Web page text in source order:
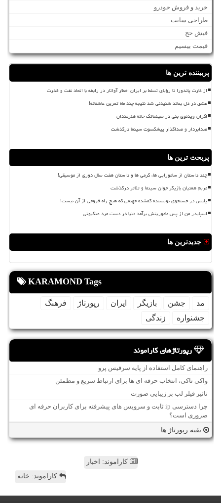
خرید و فروش خودرو
طراحی سایت
فیش حج
قیمت بیسیم
پربیننده ترین ها
از غارت پاندورا تا رؤیای تسلط بر ایران اخطار آواتار در رابطه با اتحاد نفت و قدرت
عشق در دل بماند شنیدنی شد نتیجه چند ماه تمرین عاشقانه!
اکران ویدئوی بنی در سینماتک خانه هنرمندان
صدابردار و صداگذار پیشکسوت سینما درگذشت
پربحث ترین ها
چند داستان از سامورایی ها، گرمی ها و داستان هفت سال دوری از موسیقی!
مریم همتیان بازیگر جوان سینما و تئاتر درگذشت
پلیس در جستجوی نویسنده گمشده جهنمی که هیچ راه خروجی از آن نیست!
اسپایدر من از پس ماموریتش برآمد دنیا در دست مرد عنکبوتی
جدیدترین ها
KARAMOND Tags
مد جشن بازیگر ایران رپورتاژ
فرهنگ
جشنواره
زندگی
رپورتاژهای کاراموند
راهنمای کامل استفاده از پایه سرفیس پرو
واکی تاکی، انتخاب حرفه ای ها برای ارتباط سریع و مطمئن
تاثیر فیلر لب بر زیبایی صورت
چرا دسترسی ip ثابت و سرویس های پیشرفته برای کاربران حرفه ای
ضروری است؟
بقیه رپورتاژ ها
کاراموند: اخبار
کاراموند: خانه